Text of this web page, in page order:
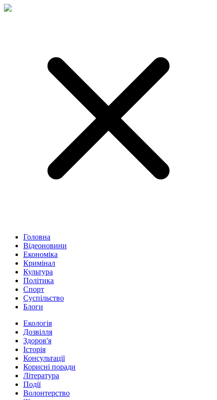
Головна
Відеоновини
Економіка
Кримінал
Культура
Політика
Спорт
Суспільство
Блоги
Екологія
Дозвілля
Здоров'я
Історія
Консультації
Корисні поради
Література
Події
Волонтерство